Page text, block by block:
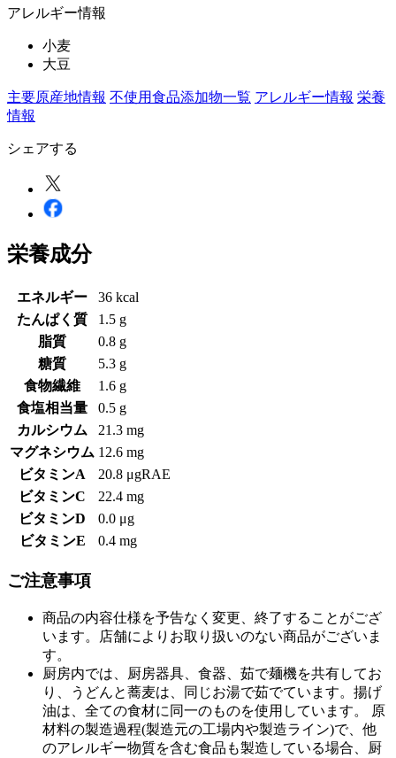
アレルギー情報
小麦
大豆
主要原産地情報 不使用食品添加物一覧 アレルギー情報 栄養
情報
シェアする
栄養成分
エネルギー
36 kcal
たんぱく質
1.5 g
脂質
0.8 g
糖質
5.3 g
食物繊維
1.6 g
食塩相当量
0.5 g
カルシウム
21.3 mg
マグネシウム 12.6 mg
ビタミンA
20.8 μgRAE
ビタミンC
22.4 mg
ビタミンD
0.0 μg
ビタミンE
0.4 mg
ご注意事項
商品の内容仕様を予告なく変更、終了することがござ
います。店舗によりお取り扱いのない商品がございま
す。
厨房内では、厨房器具、食器、茹で麺機を共有してお
り、うどんと蕎麦は、同じお湯で茹でています。揚げ
油は、全ての食材に同一のものを使用しています。 原
材料の製造過程(製造元の工場内や製造ライン)で、他
のアレルギー物質を含む食品も製造している場合、厨